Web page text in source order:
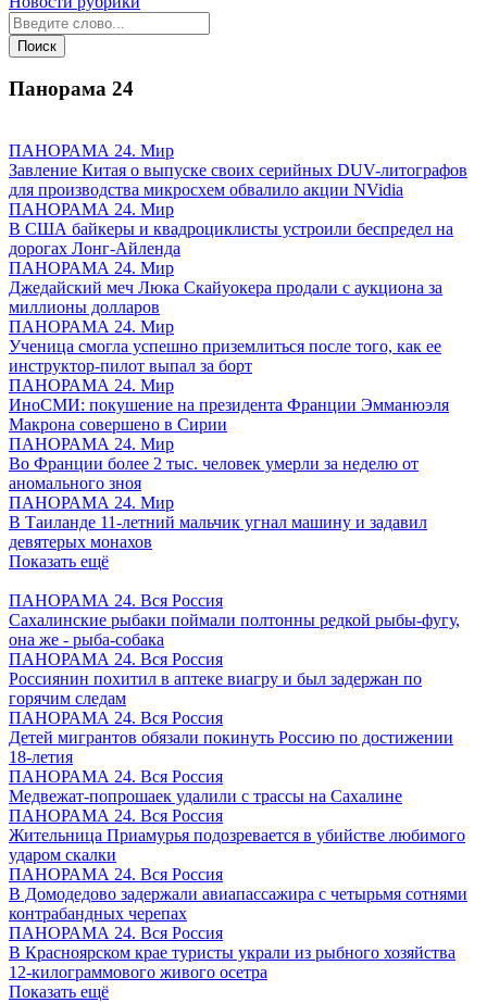
Панорама 24
ПАНОРАМА 24. Мир
Завление Китая о выпуске своих серийных DUV-литографов
для производства микросхем обвалило акции NVidia
ПАНОРАМА 24. Мир
В США байкеры и квадроциклисты устроили беспредел на
дорогах Лонг-Айленда
ПАНОРАМА 24. Мир
Джедайский меч Люка Скайуокера продали с аукциона за
миллионы долларов
ПАНОРАМА 24. Мир
Ученица смогла успешно приземлиться после того, как ее
инструктор-пилот выпал за борт
ПАНОРАМА 24. Мир
ИноСМИ: покушение на президента Франции Эмманюэля
Макрона совершено в Сирии
ПАНОРАМА 24. Мир
Во Франции более 2 тыс. человек умерли за неделю от
аномального зноя
ПАНОРАМА 24. Мир
В Таиланде 11-летний мальчик угнал машину и задавил
девятерых монахов
Показать ещё
ПАНОРАМА 24. Вся Россия
Сахалинские рыбаки поймали полтонны редкой рыбы-фугу,
она же - рыба-собака
ПАНОРАМА 24. Вся Россия
Россиянин похитил в аптеке виагру и был задержан по
горячим следам
ПАНОРАМА 24. Вся Россия
Детей мигрантов обязали покинуть Россию по достижении
18-летия
ПАНОРАМА 24. Вся Россия
Медвежат-попрошаек удалили с трассы на Сахалине
ПАНОРАМА 24. Вся Россия
Жительница Приамурья подозревается в убийстве любимого
ударом скалки
ПАНОРАМА 24. Вся Россия
В Домодедово задержали авиапассажира с четырьмя сотнями
контрабандных черепах
ПАНОРАМА 24. Вся Россия
В Красноярском крае туристы украли из рыбного хозяйства
12-килограммового живого осетра
Показать ещё